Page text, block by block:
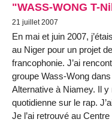
"WASS-WONG T-
21 juillet 2007
En mai et juin 2007,
au Niger pour un projet
francophonie. J’ai
groupe Wass-Wong
Alternative à Niamey. Il
quotidienne sur le rap.
Je l’ai retrouvé au